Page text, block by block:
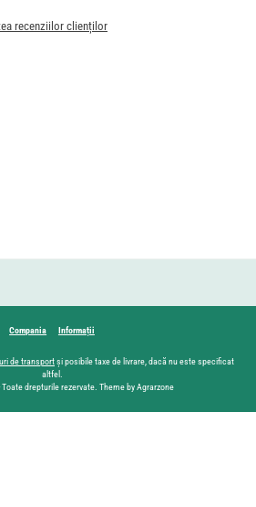
recenziilor clienților
Compania Informații
de transportși posibile taxe de livrare, dacă nu este specificat
altfel.
drepturile rezervate. Theme by Agrarzone